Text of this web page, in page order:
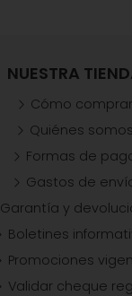
NUESTRA
Cómo comprar
Quiénes somos
Formas de
Gastos de
Garantía y
Boletines
Promociones
Validar cheque